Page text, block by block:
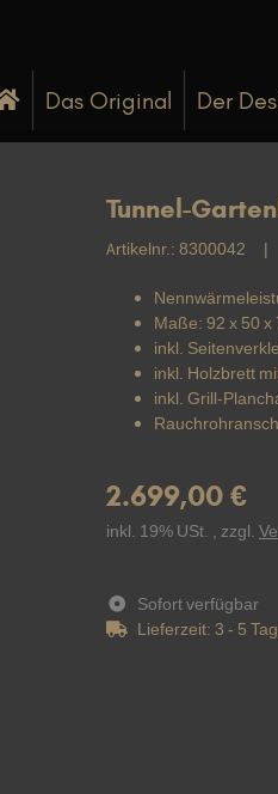
Das Original Der
Tunnel-
Artikelnr.: 8300042
Maße: 92 x 50 x
inkl.
inkl. Holzbrett
inkl. Grill-
2.699,00 €
inkl. 19% USt. , zzgl.
Sofort verfügbar
Lieferzeit: 3 - 5